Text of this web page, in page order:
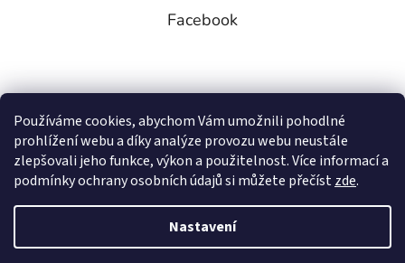
Používáme cookies, abychom Vám umožnili pohodlné
prohlížení webu a díky analýze provozu webu neustále
zlepšovali jeho funkce, výkon a použitelnost. Více informací a
podmínky ochrany osobních údajů si můžete přečístzde.
Nastavení
Facebook
Vytvořil Shoptet